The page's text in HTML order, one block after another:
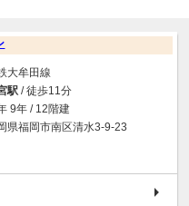
大牟田線
駅 / 徒歩11分
9年 / 12階建
県福岡市南区清水3-9-23